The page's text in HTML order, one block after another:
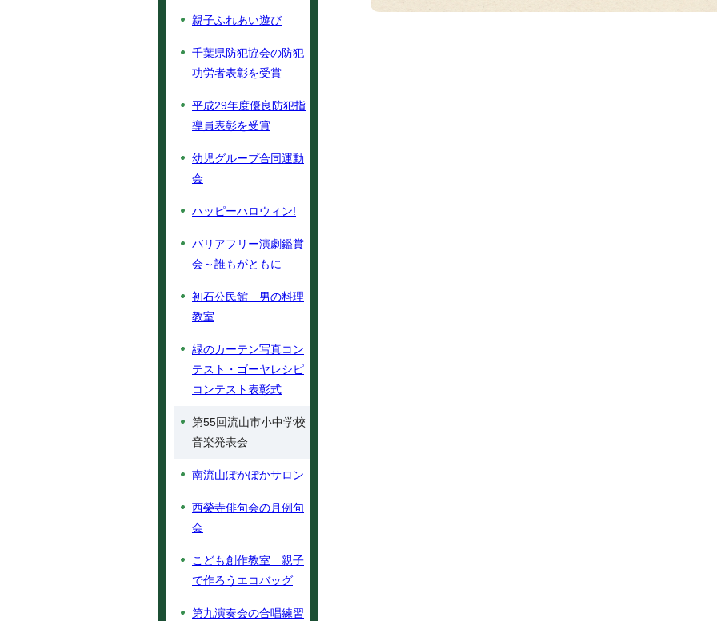
親子ふれあい遊び
千葉県防犯協会の防犯
功労者表彰を受賞
平成29年度優良防犯指
導員表彰を受賞
幼児グループ合同運動
会
ハッピーハロウィン!
バリアフリー演劇鑑賞
会～誰もがともに
初石公民館 男の料理
教室
緑のカーテン写真コン
テスト・ゴーヤレシピ
コンテスト表彰式
第55回流山市小中学校
音楽発表会
南流山ぽかぽかサロン
西榮寺俳句会の月例句
会
こども創作教室 親子
で作ろうエコバッグ
第九演奏会の合唱練習